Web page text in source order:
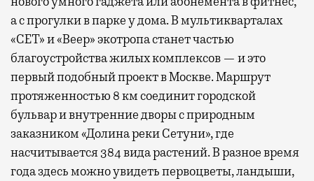
а с прогулки в парке у дома. В мультикварталах
«СЕТ» и «Веер» экотропа станет частью
благоустройства жилых комплексов — и это
первый подобный проект в Москве. Маршрут
протяженностью 8 км соединит городской
бульвар и внутренние дворы с природным
заказником «Долина реки Сетуни», где
насчитывается 384 вида растений. В разное время
года здесь можно увидеть первоцветы, ландыши,